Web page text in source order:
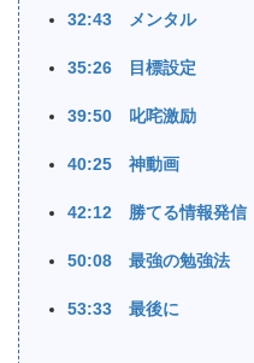
32:43 メンタル
35:26 目標設定
39:50 叱咤激励
40:25 神動画
42:12 勝てる情報発信
50:08 最強の勉強法
53:33 最後に